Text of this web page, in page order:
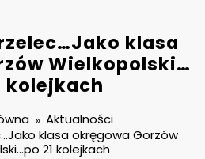
klasa
Wielkopolski…
kolejkach
Aktualności
klasa okręgowa Gorzów
21 kolejkach